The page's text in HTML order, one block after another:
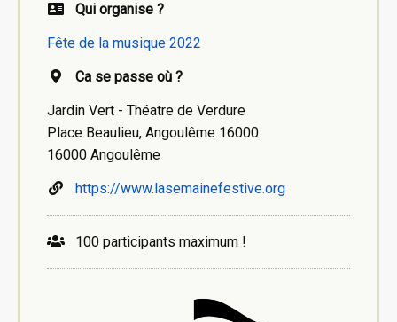
Qui organise ?
Fête de la musique 2022
Ca se passe où ?
Jardin Vert - Théatre de Verdure
Place Beaulieu, Angoulême 16000
16000 Angoulême
https://www.lasemainefestive.org
100 participants maximum !